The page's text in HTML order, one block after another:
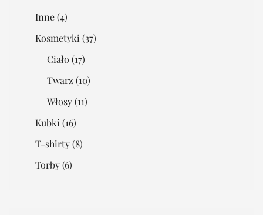
Inne(4)
Kosmetyki (37)
Ciało (17)
Twarz (10)
Włosy(11)
Kubki (16)
T-shirty(8)
Torby(6)